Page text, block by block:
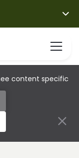
content specific